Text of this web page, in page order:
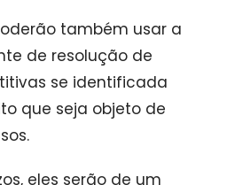
também usar a
de resolução de
se identificada
que seja objeto de
eles serão de um